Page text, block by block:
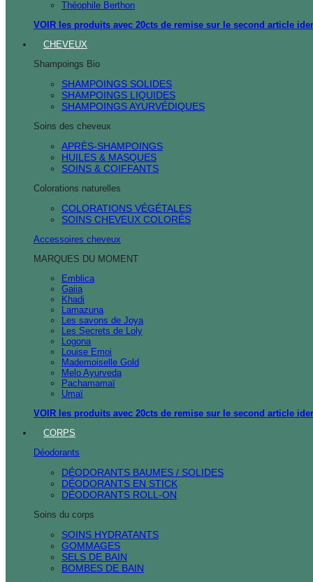
Théophile Berthon
VOIR les produits avec 20cts de remise sur le second article
CHEVEUX
Shampoings Bio
SHAMPOINGS SOLIDES
SHAMPOINGS LIQUIDES
SHAMPOINGS AYURVÉDIQUES
Soins des cheveux
APRÈS-SHAMPOINGS
HUILES & MASQUES
SOINS & COIFFANTS
Colorations naturelles
COLORATIONS VÉGÉTALES
SOINS CHEVEUX COLORÉS
Accessoires cheveux
MARQUES DU MOMENT
Emblica
Gaiia
Khadi
Lamazuna
Les savons de Joya
Les Secrets de Loly
Logona
Louise Emoi
Mademoiselle Gold
Melo Ayurveda
Pachamamaï
Umaï
VOIR les produits avec 20cts de remise sur le second article
CORPS
Déodorants
DÉODORANTS BAUMES / SOLIDES
DÉODORANTS EN STICK
DÉODORANTS ROLL-ON
Soins du corps
SOINS HYDRATANTS
GOMMAGES
SELS DE BAIN
BOMBES DE BAIN